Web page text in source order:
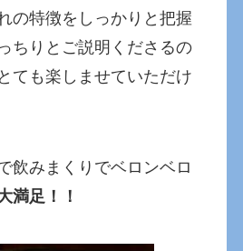
の特徴をしっかりと把握
ちりとご説明くださるの
ても楽しませていただけ
飲みまくりでベロンベロ
満足！！